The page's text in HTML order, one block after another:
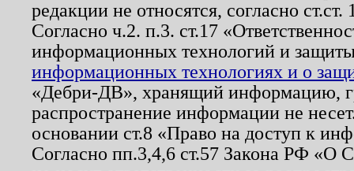
редакции не относятся, согласно
Согласно ч.2. п.3. ст.17
информационных технологий и
информационных технологиях и о
«Дебри-ДВ», хранящий информацию,
распространение информации не
основании ст.8 «Право на доступ к
Согласно пп.3,4,6 ст.57 Закона РФ «О